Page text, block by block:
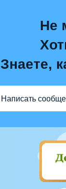
Не
Знаете,
Написать